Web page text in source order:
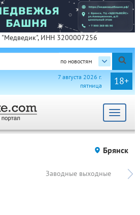
ИНН 3200007256
по новостям
18+
7 августа 2026 г.
пятница
Toggle
Брянск
Заводные выходные